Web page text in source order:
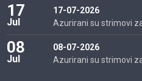
17
Jul
17-07-2026
Azurirani su strimovi za:
08
Jul
08-07-2026
Azurirani su strimovi za: